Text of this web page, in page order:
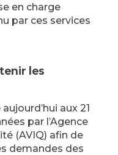
en charge
par ces services
les
aux 21
par l’Agence
(AVIQ) afin de
demandes des